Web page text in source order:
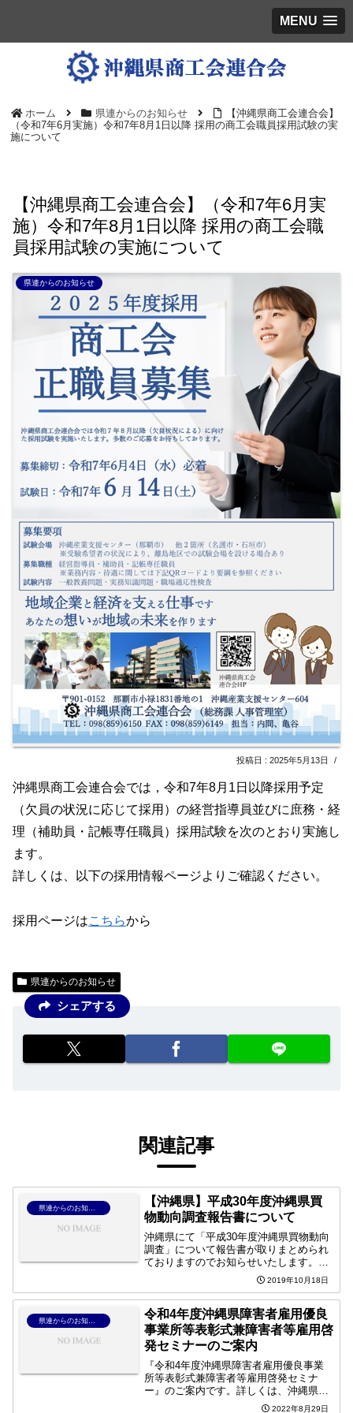
MENU
ホーム 県連からのお知らせ
【沖縄県商工会連合会】
（令和7年6月実施）令和7年8月1日以降 採用の商工会職員採用試験の実
施について
【沖縄県商工会連合会】（令和7年6月実
施）令和7年8月1日以降 採用の商工会職
員採用試験の実施について
県連からのお知らせ
2025年5月13日
沖縄県商工会連合会では，令和7年8月1日以降採用予定
（欠員の状況に応じて採用）の経営指導員並びに庶務・経
理（補助員・記帳専任職員）採用試験を次のとおり実施し
ます。
詳しくは、以下の採用情報ページよりご確認ください。
採用ページはこちらから
県連からのお知らせ
シェアする
関連記事
県連からのお知らせ
【沖縄県】平成30年度沖縄県買
物動向調査報告書について
沖縄県にて「平成30年度沖縄県買物動向
調査」について報告書が取りまとめられ
ておりますのでお知らせいたします。詳
しくは、下記「沖縄県」ホームページよ
りご確認ください。買物動向調査【沖縄
県】
2019年10月18日
県連からのお知らせ
令和4年度沖縄県障害者雇用優良
事業所等表彰式兼障害者等雇用啓
発セミナーのご案内
『令和4年度沖縄県障害者雇用優良事業
所等表彰式兼障害者等雇用啓発セミナ
ー』のご案内です。詳しくは、沖縄県公
式サイトよりご確認の上、ご参加くださ
2022年8月29日